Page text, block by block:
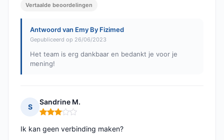
Vertaalde beoordelingen
Antwoord van Emy By Fizimed
Gepubliceerd op 26/06/2023
Het team is erg dankbaar en bedankt je voor je
mening!
S
Sandrine M.
Opmerking: 3 van 5
Ik kan geen verbinding maken?